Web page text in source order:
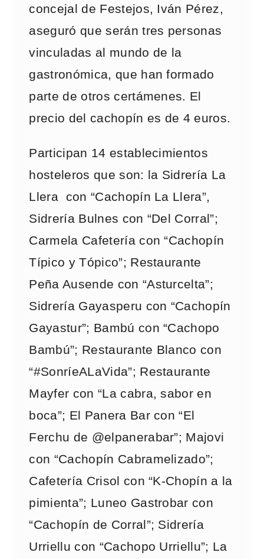
concejal de Festejos, Iván Pérez,
aseguró que serán tres personas
vinculadas al mundo de la
gastronómica, que han formado
parte de otros certámenes. El
precio del cachopín es de 4 euros.
Participan 14 establecimientos
hosteleros que son: la Sidrería La
Llera con “Cachopín La Llera”,
Sidrería Bulnes con “Del Corral”;
Carmela Cafetería con “Cachopín
Típico y Tópico”; Restaurante
Peña Ausende con “Asturcelta”;
Sidrería Gayasperu con “Cachopín
Gayastur”; Bambú con “Cachopo
Bambú”; Restaurante Blanco con
“#SonríeALaVida”; Restaurante
Mayfer con “La cabra, sabor en
boca”; El Panera Bar con “El
Ferchu de @elpanerabar”; Majovi
con “Cachopín Cabramelizado”;
Cafetería Crisol con “K-Chopín a la
pimienta”; Luneo Gastrobar con
“Cachopín de Corral”; Sidrería
Urriellu con “Cachopo Urriellu”; La